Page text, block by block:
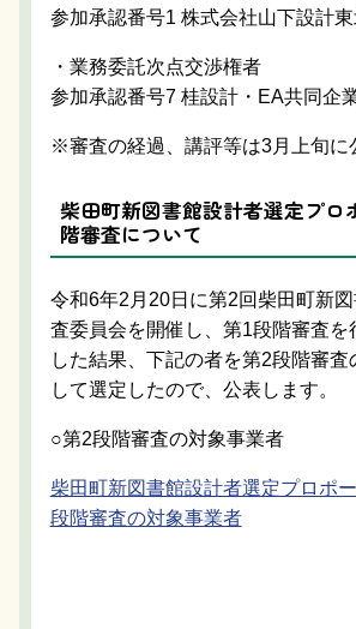
参加承認番号1 株式会社山下設計
・業務委託次点交渉権者
参加承認番号7 桂設計・EA共同企
※審査の経過、講評等は3月上旬に
柴田町新図書館設計者選定プロ
階審査について
令和6年2月20日に第2回柴田町新
査委員会を開催し、第1段階審査を
した結果、下記の者を第2段階審査
して選定したので、公表します。
○第2段階審査の対象事業者
柴田町新図書館設計者選定プロポ
段階審査の対象事業者